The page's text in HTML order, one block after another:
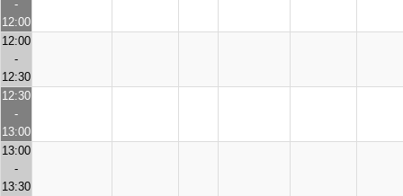
-
12:00
12:00
-
12:30
12:30
-
13:00
13:00
-
13:30